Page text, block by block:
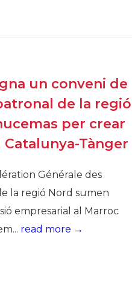
un conveni de
de la regió
per crear
Tànger
Générale des
la regió Nord sumen
empresarial al Marroc
read more →